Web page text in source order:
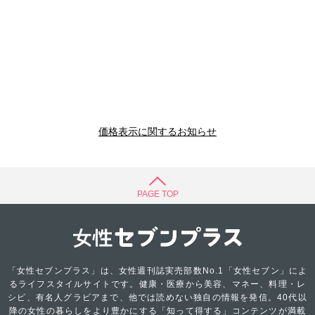
価格表示に関するお知らせ
PAGE TOP
「女性セブンプラス」は、女性週刊誌実売部数No.1「女性セブン」によ
るライフスタイルサイトです。健康・医療から美容、マネー、料理・レ
シピ、有名人グラビアまで、他では読めない独自の情報を発信。40代以
降の女性の暮らしをより豊かにする「知って得する」コンテンツが満載